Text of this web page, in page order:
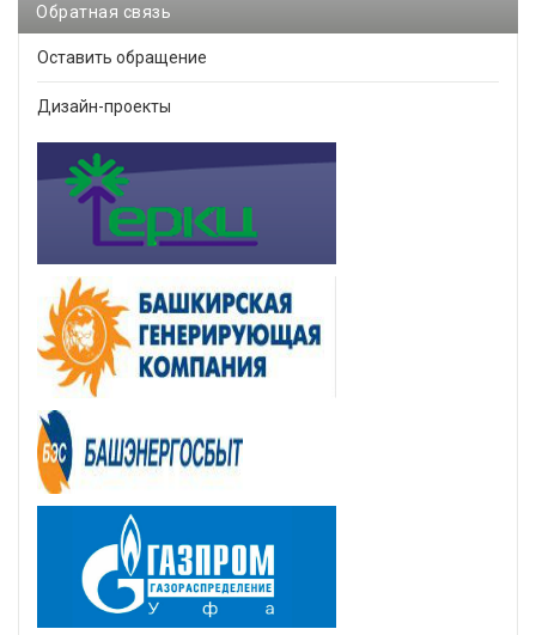
Обратная связь
Оставить обращение
Дизайн-проекты